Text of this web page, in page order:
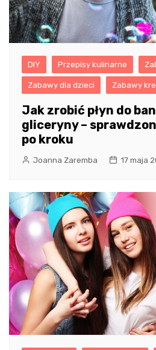
DIY Przepisy kulinarne
Zabawy dla dzieci Zabawy
Jak zrobić płyn do
gliceryny –
po kroku
Joanna Zaremba 17 maja